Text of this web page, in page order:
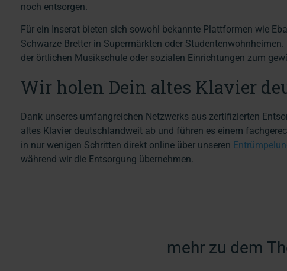
noch entsorgen.
Für ein Inserat bieten sich sowohl bekannte Plattformen wie
Schwarze Bretter in Supermärkten oder
der örtlichen Musikschule oder sozialen Einrichtungen zum
Wir holen Dein altes Klavier
Dank unseres umfangreichen Netzwerks aus zertifizierten
altes Klavier deutschlandweit ab und führen es einem
in nur wenigen Schritten direkt online über unseren
während wir die Entsorgung übernehmen.
mehr zu dem